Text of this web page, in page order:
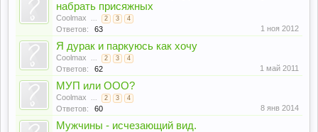
набрать присяжных
Coolmax ... 2 3 4
Ответов: 63 1 ноя 2012
Я дурак и паркуюсь как хочу
Coolmax ... 2 3 4
Ответов: 62 1 май 2011
МУП или ООО?
Coolmax ... 2 3 4
Ответов: 60 8 янв 2014
Мужчины - исчезающий вид.